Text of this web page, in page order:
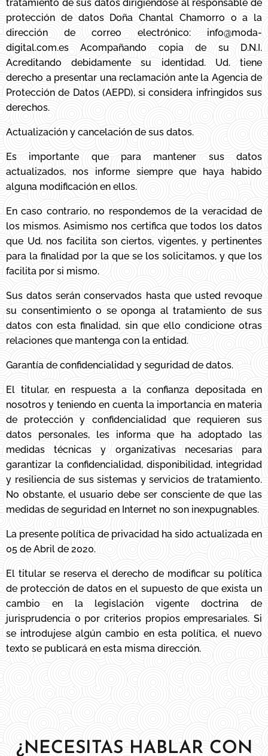
tratamiento de sus datos dirigiéndose al responsable de
protección de datos Doña Chantal Chamorro o a la
dirección de correo electrónico: info@moda-
digital.com.es Acompañando copia de su D.N.I.
Acreditando debidamente su identidad. Ud. tiene
derecho a presentar una reclamación ante la Agencia de
Protección de Datos (AEPD), si considera infringidos sus
derechos.
Actualización y cancelación de sus datos.
Es importante que para mantener sus datos
actualizados, nos informe siempre que haya habido
alguna modificación en ellos.
En caso contrario, no respondemos de la veracidad de
los mismos. Asimismo nos certifica que todos los datos
que Ud. nos facilita son ciertos, vigentes, y pertinentes
para la finalidad por la que se los solicitamos, y que los
facilita por si mismo.
Sus datos serán conservados hasta que usted revoque
su consentimiento o se oponga al tratamiento de sus
datos con esta finalidad, sin que ello condicione otras
relaciones que mantenga con la entidad.
Garantía de confidencialidad y seguridad de datos.
El titular, en respuesta a la confianza depositada en
nosotros y teniendo en cuenta la importancia en materia
de protección y confidencialidad que requieren sus
datos personales, les informa que ha adoptado las
medidas técnicas y organizativas necesarias para
garantizar la confidencialidad, disponibilidad, integridad
y resiliencia de sus sistemas y servicios de tratamiento.
No obstante, el usuario debe ser consciente de que las
medidas de seguridad en Internet no son inexpugnables.
La presente política de privacidad ha sido actualizada en
05 de Abril de 2020.
El titular se reserva el derecho de modificar su política
de protección de datos en el supuesto de que exista un
cambio en la legislación vigente doctrina de
jurisprudencia o por criterios propios empresariales. Si
se introdujese algún cambio en esta política, el nuevo
texto se publicará en esta misma dirección.
¿NECESITAS HABLAR CON